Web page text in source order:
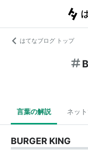
はてなブログ トップ
言葉の解説 ネッ
BURGER KING